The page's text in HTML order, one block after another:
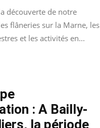
découverte de notre
flâneries sur la Marne, les
et les activités en...
: A Bailly-
la période